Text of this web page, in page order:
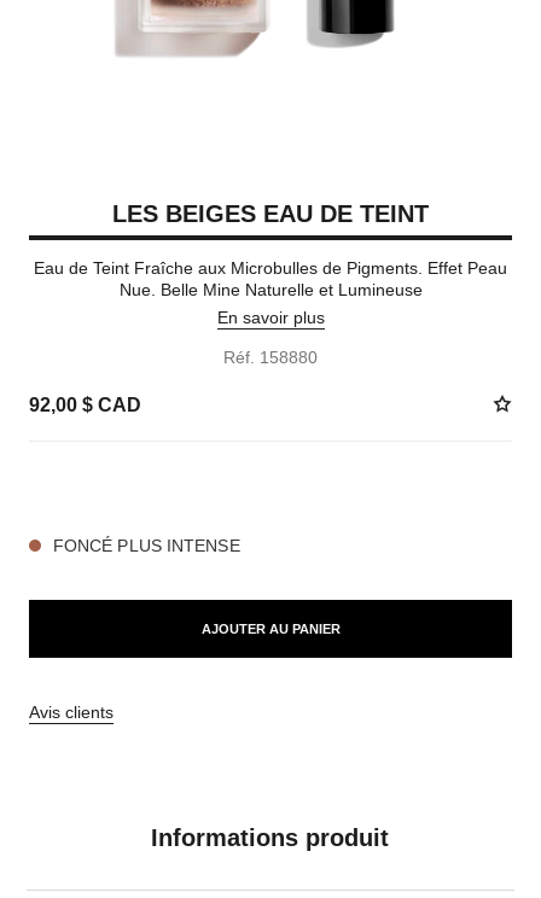
LES BEIGES EAU DE TEINT
Eau de Teint Fraîche aux Microbulles de Pigments. Effet Peau
Nue. Belle Mine Naturelle et Lumineuse
En savoir plus
Réf. 158880
92,00 $ CAD
FONCÉ PLUS INTENSE
AJOUTER AU PANIER
Avis clients
Informations produit